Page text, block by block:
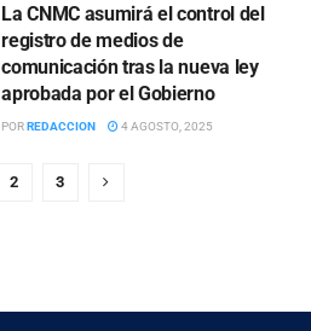
La CNMC asumirá el control del
registro de medios de
comunicación tras la nueva ley
aprobada por el Gobierno
PORREDACCION 4 AGOSTO, 2025
2 3